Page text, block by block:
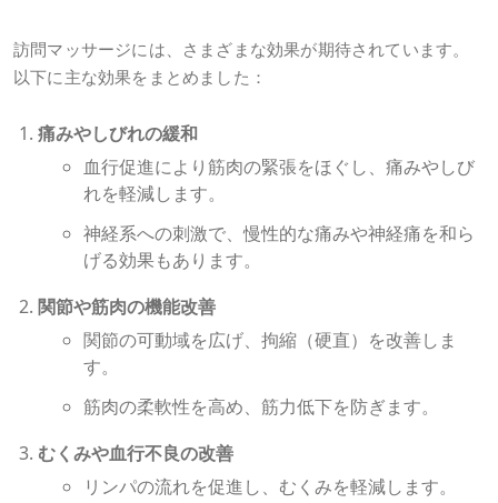
訪問マッサージには、さまざまな効果が期待されています。
以下に主な効果をまとめました：
痛みやしびれの緩和
血行促進により筋肉の緊張をほぐし、痛みやしび
れを軽減します。
神経系への刺激で、慢性的な痛みや神経痛を和ら
げる効果もあります。
関節や筋肉の機能改善
関節の可動域を広げ、拘縮（硬直）を改善しま
す。
筋肉の柔軟性を高め、筋力低下を防ぎます。
むくみや血行不良の改善
リンパの流れを促進し、むくみを軽減します。